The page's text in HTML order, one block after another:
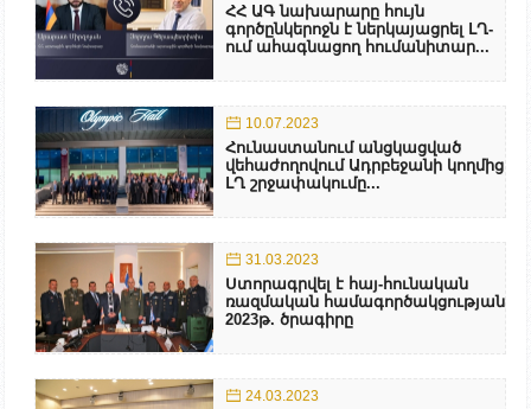
ՀՀ ԱԳ նախարարը հույն
գործընկերոջն է ներկայացրել ԼՂ-
ում ահագնացող հումանիտար...
10.07.2023
Հունաստանում անցկացված
վեհաժողովում Ադրբեջանի կողմից
ԼՂ շրջափակումը...
31.03.2023
Ստորագրվել է հայ-հունական
ռազմական համագործակցության
2023թ. ծրագիրը
24.03.2023